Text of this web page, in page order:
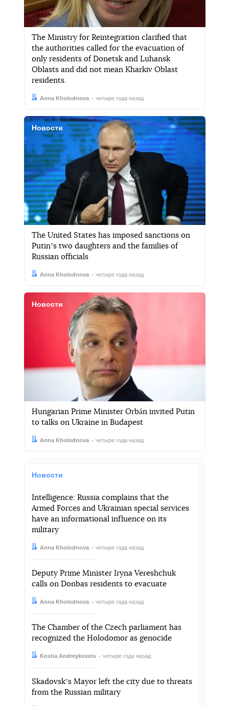
The Ministry for Reintegration clarified that
the authorities called for the evacuation of
only residents of Donetsk and Luhansk
Oblasts and did not mean Kharkiv Oblast
residents.
Автор:Anna Kholodnova
Дата: четыре года назад
Новости
The United States has imposed sanctions on
Putinʼs two daughters and the families of
Russian officials
Автор:Anna Kholodnova
Дата: четыре года назад
Новости
Hungarian Prime Minister Orbán invited Putin
to talks on Ukraine in Budapest
Автор:Anna Kholodnova
Дата: четыре года назад
Новости
Intelligence: Russia complains that the
Armed Forces and Ukrainian special services
have an informational influence on its
military
Автор:Anna Kholodnova
Дата: четыре года назад
Deputy Prime Minister Iryna Vereshchuk
calls on Donbas residents to evacuate
Автор:Anna Kholodnova
Дата: четыре года назад
The Chamber of the Czech parliament has
recognized the Holodomor as genocide
Автор:
Kostia Andreykovets
Дата: четыре года назад
Skadovskʼs Mayor left the city due to threats
from the Russian military